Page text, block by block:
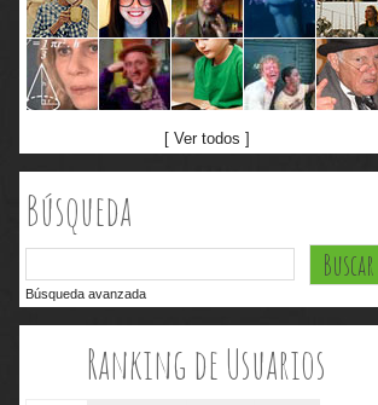
[ Ver todos ]
Búsqueda
Búsqueda avanzada
Ranking de Usuarios